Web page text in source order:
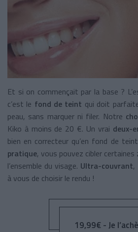
Et si on commençait par la base ?
c’est le fond de teint qui doit
peau, sans marquer ni filer. Notre
Kiko à moins de 20 €. Un vrai deux-
bien en correcteur qu’en fond de
pratique, vous pouvez cibler certaines
l’ensemble du visage. Ultra-couvrant,
à vous de choisir le rendu !
19,99€ - Je